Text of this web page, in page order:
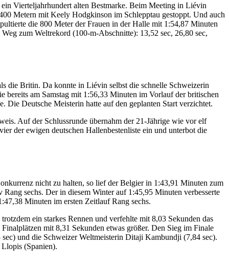
Vierteljahrhundert alten Bestmarke. Beim Meeting in Liévin
Metern mit Keely Hodgkinson im Schlepptau gestoppt. Und auch
die 800 Meter der Frauen in der Halle mit 1:54,87 Minuten
zum Weltrekord (100-m-Abschnitte): 13,52 sec, 26,80 sec,
die Britin. Da konnte in Liévin selbst die schnelle Schweizerin
am Samstag mit 1:56,33 Minuten im Vorlauf der britischen
Deutsche Meisterin hatte auf den geplanten Start verzichtet.
Auf der Schlussrunde übernahm der 21-Jährige wie vor elf
der ewigen deutschen Hallenbestenliste ein und unterbot die
nicht zu halten, so lief der Belgier in 1:43,91 Minuten zum
sechs. Der in diesem Winter auf 1:45,95 Minuten verbesserte
Minuten im ersten Zeitlauf Rang sechs.
ein starkes Rennen und verfehlte mit 8,03 Sekunden das
mit 8,31 Sekunden etwas größer. Den Sieg im Finale
und die Schweizer Weltmeisterin Ditaji Kambundji (7,84 sec).
(Spanien).